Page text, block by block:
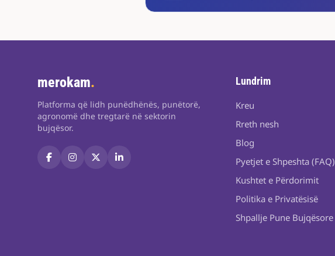
merokam.
Platforma që lidh punëdhënës, punëtorë,
agronomë dhe tregtarë në sektorin
bujqësor.
Lundrim
Kreu
Rreth nesh
Blog
Pyetjet e Shpeshta (FAQ)
Kushtet e Përdorimit
Politika e Privatësisë
Shpallje Pune Bujqësore